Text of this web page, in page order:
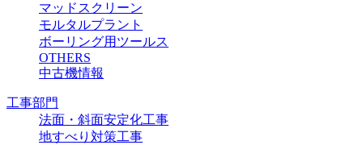
マッドスクリーン
モルタルプラント
ボーリング用ツールス
OTHERS
中古機情報
工事部門
法面・斜面安定化工事
地すべり対策工事